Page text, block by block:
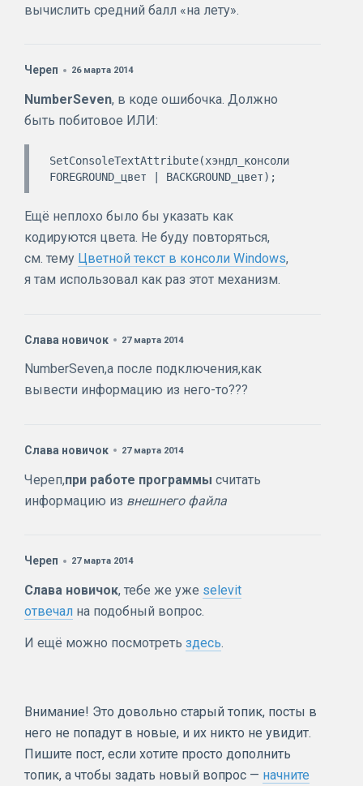
вычислить средний балл «на лету».
Череп 26 марта 2014
NumberSeven, в коде ошибочка. Должно
быть побитовое ИЛИ:
SetConsoleTextAttribute(хэндл_консоли,
Ещё неплохо было бы указать как
кодируются цвета. Не буду повторяться,
см. тему Цветной текст в консоли Windows,
я там использовал как раз этот механизм.
Слава новичок 27 марта 2014
NumberSeven,а после подключения,как
вывести информацию из него-то???
Слава новичок 27 марта 2014
Череп,при работе программы считать
информацию из внешнего файла
Череп 27 марта 2014
Слава новичок, тебе же уже selevit
отвечал на подобный вопрос.
И ещё можно посмотреть здесь.
Внимание! Это довольно старый топик, посты в
него не попадут в новые, и их никто не увидит.
Пишите пост, если хотите просто дополнить
топик, а чтобы задать новый вопрос — начните